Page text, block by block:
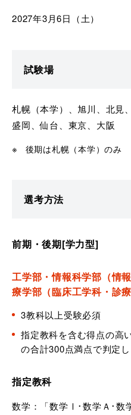
2027年3月6日（土）
試験場
札幌（本学）、旭川、北見
盛岡、仙台、東京、大阪
後期は札幌（本学）のみ
選考方法
前期・後期[学力型]
工学部・情報科学部（情
療学部（臨床工学科・診
3教科以上受験必須
指定教科を含む得点の高
の合計300点満点で判定し
指定教科
数学：「数学Ⅰ･数学Ａ･数